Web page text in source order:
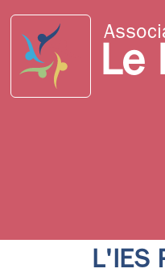
Le
L'IES